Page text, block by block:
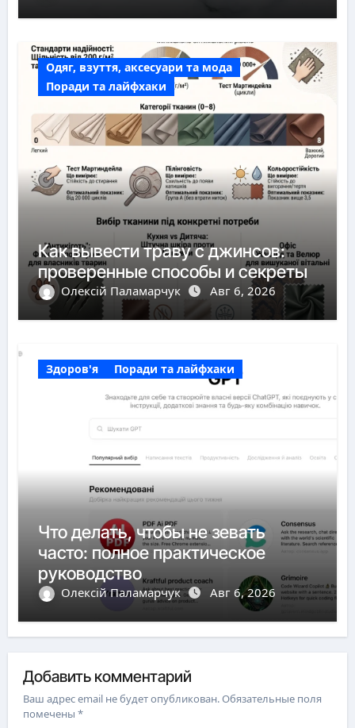
Одяг, взуття, аксесуари та мода
Поради та лайфхаки
Как вывести траву с джинсов:
проверенные способы и секреты
Олексій Паламарчук Авг 6, 2026
Здоров'я Поради та лайфхаки
Что делать, чтобы не зевать
часто: полное практическое
руководство
Олексій Паламарчук Авг 6, 2026
Добавить комментарий
Ваш адрес email не будет опубликован.Обязательные поля
помечены*